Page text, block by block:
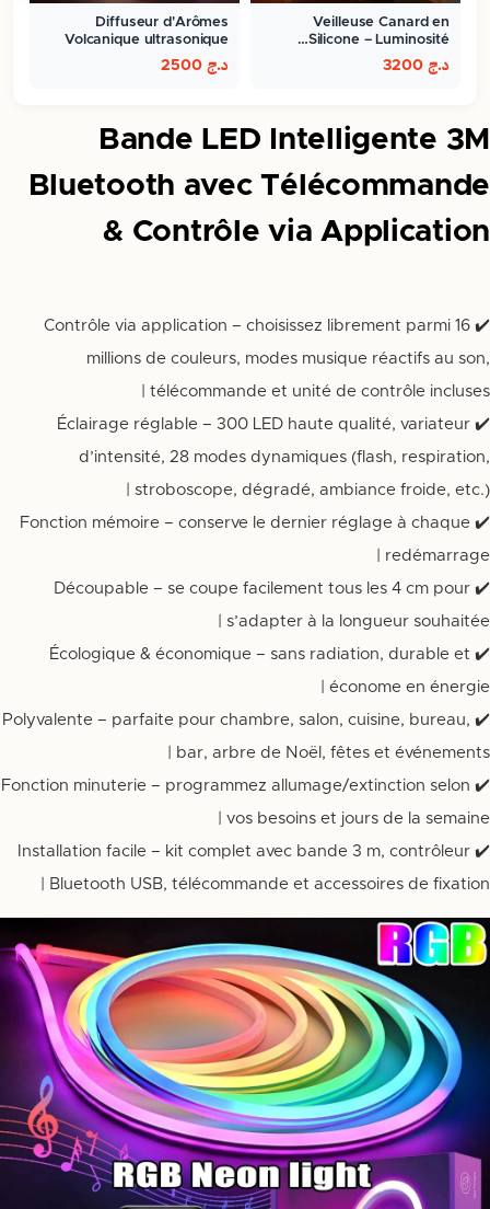
Veilleuse Canard en
Silicone – Luminosité…
د.ج
Diffuseur d'Arômes
Volcanique ultrasonique
300ml
د.ج
Bande LED Intelligente 3M
Bluetooth avec Télécommande
& Contrôle via Application
✔️ Contrôle via application – choisissez librement parmi 16
millions de couleurs, modes musique réactifs au son,
télécommande et unité de contrôle incluses |
✔️ Éclairage réglable – 300 LED haute qualité, variateur
d’intensité, 28 modes dynamiques (flash, respiration,
stroboscope, dégradé, ambiance froide, etc.) |
✔️ Fonction mémoire – conserve le dernier réglage à chaque
redémarrage |
✔️ Découpable – se coupe facilement tous les 4 cm pour
s’adapter à la longueur souhaitée |
✔️ Écologique & économique – sans radiation, durable et
économe en énergie |
✔️ Polyvalente – parfaite pour chambre, salon, cuisine, bureau,
bar, arbre de Noël, fêtes et événements |
✔️ Fonction minuterie – programmez allumage/extinction selon
vos besoins et jours de la semaine |
✔️ Installation facile – kit complet avec bande 3 m, contrôleur
Bluetooth USB, télécommande et accessoires de fixation |